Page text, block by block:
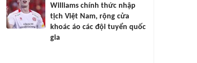
Williams chính thức nhập
tịch Việt Nam, rộng cửa
khoác áo các đội tuyển quốc
gia